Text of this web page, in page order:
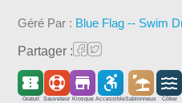
Géré Par : Blue Flag -- Swim
Partager :
Gratuit Sauveteur Kiosque AccessibleSablonneux Côtier